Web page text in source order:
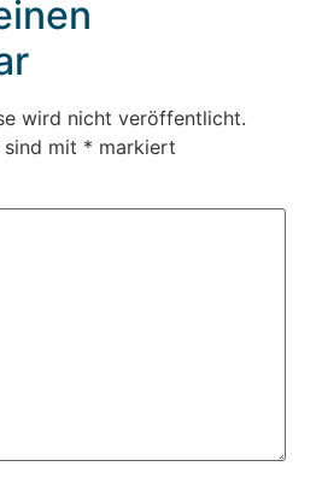
wird nicht veröffentlicht.
mit * markiert